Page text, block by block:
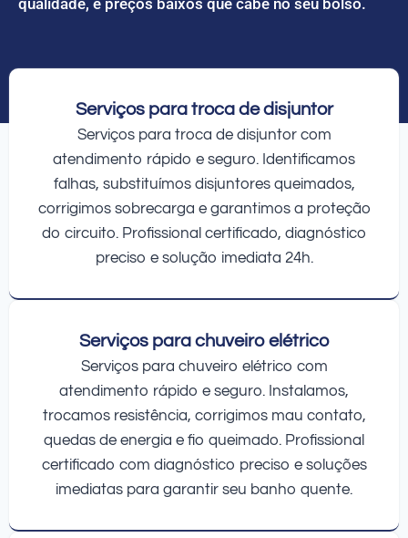
Serviços para troca de disjuntor
Serviços para troca de disjuntor com
atendimento rápido e seguro. Identificamos
falhas, substituímos disjuntores queimados,
corrigimos sobrecarga e garantimos a proteção
do circuito. Profissional certificado, diagnóstico
preciso e solução imediata 24h.
Serviços para chuveiro elétrico
Serviços para chuveiro elétrico com
atendimento rápido e seguro. Instalamos,
trocamos resistência, corrigimos mau contato,
quedas de energia e fio queimado. Profissional
certificado com diagnóstico preciso e soluções
imediatas para garantir seu banho quente.